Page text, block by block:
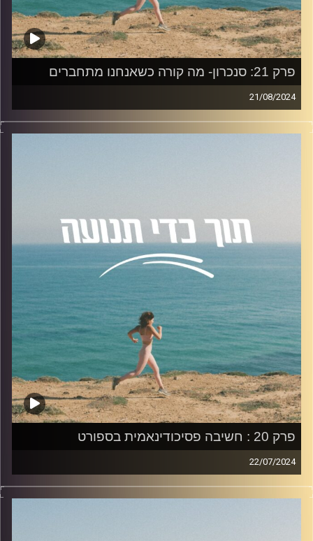
במהלך שיחות, היתרונות בשיפור מימוניות ההקשבה.
להצטרפות לקבוצת הוואטספ שלנו "קהילת הפודקאסט- תוך
כדי תנועה", בה עולים תכנים רלוונטיים מהפרק, שאלות שלכם
ואתגרים למיניהם.
לחצו עלהלינק
האזנה נעימה!
פרק 21: סנכרון- מה קורה כשאנחנו מתחברים
21/08/2024
בפרק היום נדבר על סנכרון יחד עם ד״ר לינוי שוורץ, בעלת
תואר ראשון בביולוגיה ופסיכולוגיה בדגש מדעי המוח, ותואר
נושאים שיעלו בפרק:
הצורך האנושי לאינטראקציה חברתית, התהליכים וההשפעות
של אינטראקציות חברתיות, שיטות וכלים למדידת סנכרון בין
אנשים, השפעת הטכנולוגיה והמרחק החברתי על סנכרון
ומחקרים וממצאים מעניינים בתחום הסנכרון.
להצטרפות לקבוצת הוואטספ שלנו "קהילת הפודקאסט- תוך
כדי תנועה", בה עולים תכנים רלוונטיים מהפרק, שאלות שלכם
ואתגרים למיניהם.
לחצו עלהלינק
האזנה נעימה!
קרדיט תמונות:AudioVersity
פרק 20 : חשיבה פסיכודינאמית בספורט
22/07/2024
פרק 20 עוסק ב-חשיבה פסיכודינמית בספורט, בו אירחתי את
ד"ר אוהד נחום פסיכולוג קליני ומרצה.